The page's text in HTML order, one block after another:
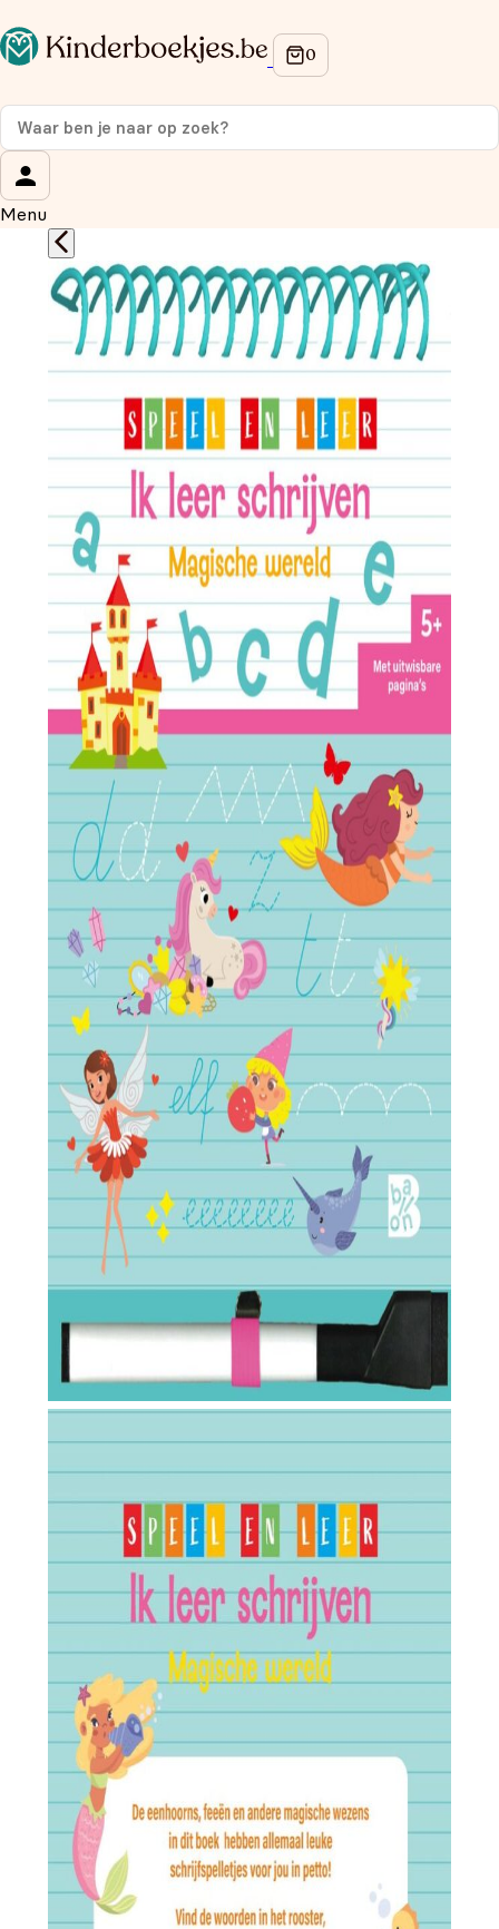
Menu
Op de hoogte blijven van onze acties?
Meld je aan voor onze nieuwsbrief en ontvang
korting
Wat is je voornaam?
Wat is je e-mailadres? *
Aanmelden
overeenstemming met onsprivacybeleid.